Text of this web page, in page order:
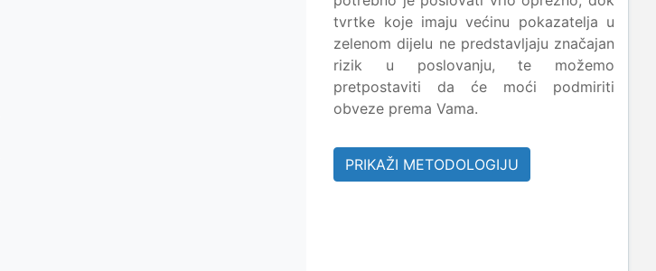
tvrtke koje imaju većinu pokazatelja u
zelenom dijelu ne predstavljaju značajan
rizik u poslovanju, te možemo
pretpostaviti da će moći podmiriti
obveze prema Vama.
PRIKAŽI METODOLOGIJU